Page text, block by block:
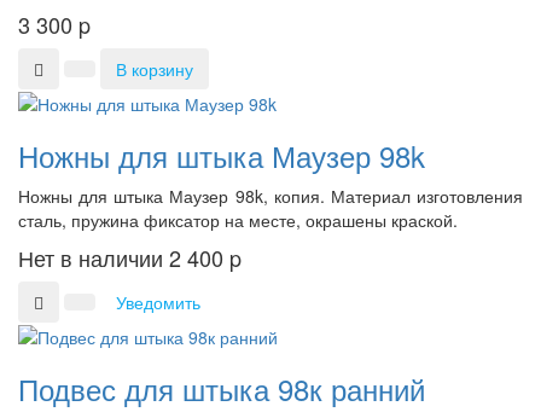
3 300 p
В корзину
Ножны для штыка Маузер 98k
Ножны для штыка Маузер 98k, копия. Материал изготовления
сталь, пружина фиксатор на месте, окрашены краской.
Нет в наличии 2 400 p
Уведомить
Подвес для штыка 98к ранний